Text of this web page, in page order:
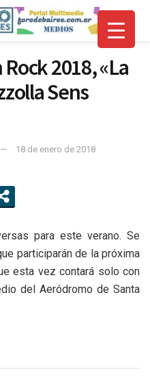
2018, «La
Sens
18 de enero de 2018
para este verano. Se
participarán de la próxima
esta vez contará solo con
del Aeródromo de Santa